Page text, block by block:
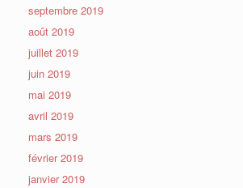
septembre 2019
août 2019
juillet 2019
juin 2019
mai 2019
avril 2019
mars 2019
février 2019
janvier 2019